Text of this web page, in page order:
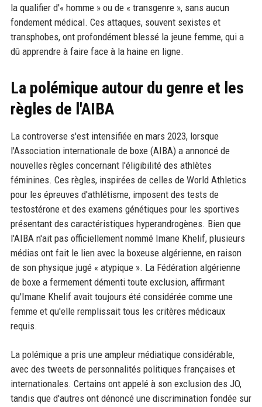
la qualifier d'« homme » ou de « transgenre », sans aucun
fondement médical. Ces attaques, souvent sexistes et
transphobes, ont profondément blessé la jeune femme, qui a
dû apprendre à faire face à la haine en ligne.
La polémique autour du genre et les
règles de l'AIBA
La controverse s'est intensifiée en mars 2023, lorsque
l'Association internationale de boxe (AIBA) a annoncé de
nouvelles règles concernant l'éligibilité des athlètes
féminines. Ces règles, inspirées de celles de World Athletics
pour les épreuves d'athlétisme, imposent des tests de
testostérone et des examens génétiques pour les sportives
présentant des caractéristiques hyperandrogènes. Bien que
l'AIBA n'ait pas officiellement nommé Imane Khelif, plusieurs
médias ont fait le lien avec la boxeuse algérienne, en raison
de son physique jugé « atypique ». La Fédération algérienne
de boxe a fermement démenti toute exclusion, affirmant
qu'Imane Khelif avait toujours été considérée comme une
femme et qu'elle remplissait tous les critères médicaux
requis.
La polémique a pris une ampleur médiatique considérable,
avec des tweets de personnalités politiques françaises et
internationales. Certains ont appelé à son exclusion des JO,
tandis que d'autres ont dénoncé une discrimination fondée sur